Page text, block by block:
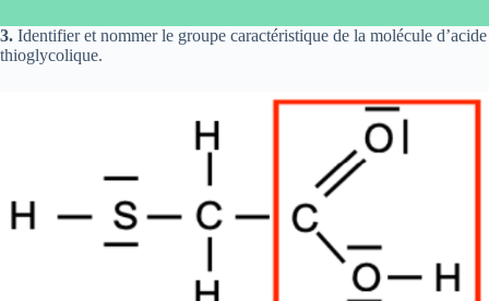
3. Identifier et nommer le groupe caractéristique de la molécule d’acide
thioglycolique.